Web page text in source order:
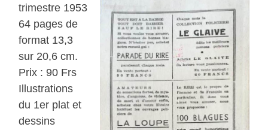
trimestre 1953
64 pages de
format 13,3
sur 20,6 cm.
Prix : 90 Frs
Illustrations
du 1er plat et
dessins